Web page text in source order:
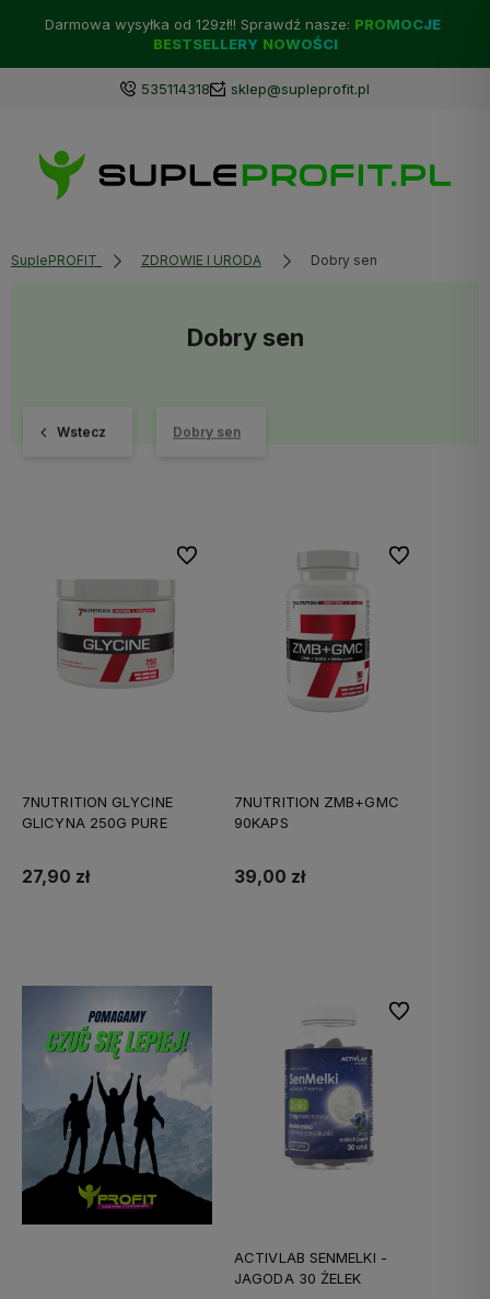
Darmowa wysyłka od 129zł!! Sprawdź nasze: PROMOCJE
BESTSELLERY NOWOŚCI
535114318 sklep@supleprofit.pl
SuplePROFIT ZDROWIE I URODA Dobry sen
Dobry sen
Wstecz Dobry sen
7NUTRITION GLYCINE
GLICYNA 250G PURE
27,90 zł
Do ulubionych
7NUTRITION ZMB+GMC
90KAPS
39,00 zł
Do ulubionych
ACTIVLAB SENMELKI -
JAGODA 30 ŻELEK
Do ulubionych